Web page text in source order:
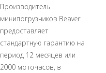
Производитель
минипогрузчиков Beaver
предоставляет
стандартную гарантию на
период 12 месяцев или
2000 моточасов, в